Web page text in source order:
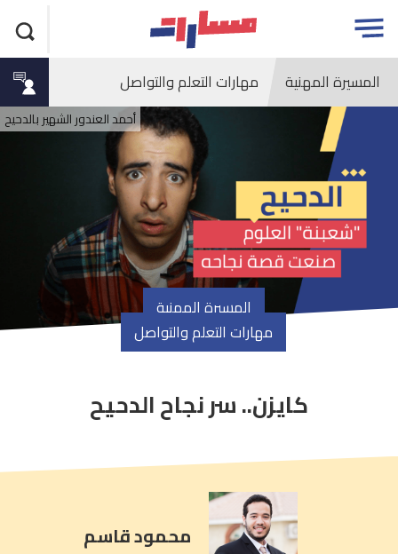
تجاوز
الاعلان
Open
menu
المسيرة المهنية مهارات التعلم والتواصل
أحمد العندور الشهير بالدحيح
المسيرة المهنية
مهارات التعلم والتواصل
article
comment
is:
كايزن.. سر نجاح الدحيح
محمود قاسم